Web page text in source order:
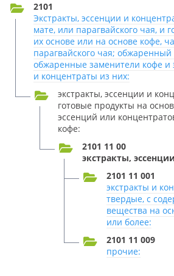
2101
Экстракты, эссенции и
мате, или парагвайского чая, и
их основе или на основе кофе,
парагвайского чая;
обжаренные заменители кофе и
и концентраты из них:
экстракты, эссенции и
готовые продукты на
эссенций или
кофе:
2101 11 00
экстракты,
2101 11 001
экстракты и
твердые, с
вещества на
или более:
2101 11 009
прочие: